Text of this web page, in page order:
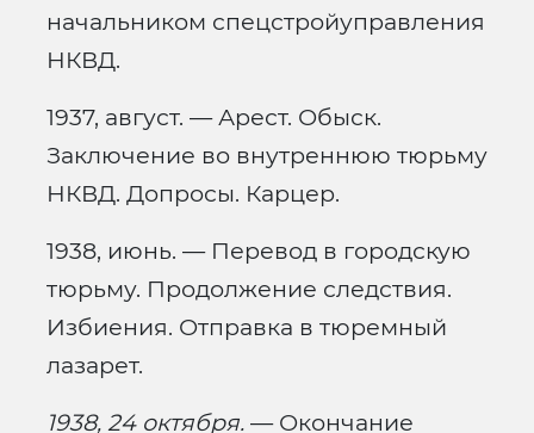
начальником спецстройуправления
НКВД.
1937, август. — Арест. Обыск.
Заключение во внутреннюю тюрьму
НКВД. Допросы. Карцер.
1938, июнь. — Перевод в городскую
тюрьму. Продолжение следствия.
Избиения. Отправка в тюремный
лазарет.
1938, 24 октября. — Окончание